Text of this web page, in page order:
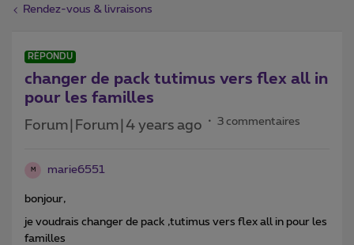
Rendez-vous & livraisons
RÉPONDU
changer de pack tutimus vers flex all in
pour les familles
Forum|Forum|4 years ago 3 commentaires
M marie6551
bonjour,
je voudrais changer de pack ,tutimus vers flex all in pour les
familles